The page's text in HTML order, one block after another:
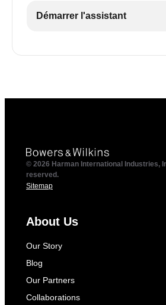
Démarrer l'assistant
© 2026 Harman International Industries,
reserved.
Sitemap
About Us
Our Story
Blog
Our Partners
Collaborations